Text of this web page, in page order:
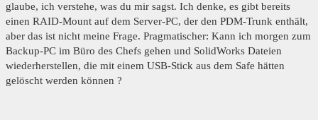
glaube, ich verstehe, was du mir sagst. Ich denke, es gibt bereits
einen RAID-Mount auf dem Server-PC, der den PDM-Trunk enthält,
aber das ist nicht meine Frage. Pragmatischer: Kann ich morgen zum
Backup-PC im Büro des Chefs gehen und SolidWorks Dateien
wiederherstellen, die mit einem USB-Stick aus dem Safe hätten
gelöscht werden können ?